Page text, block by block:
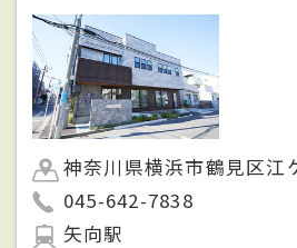
神奈川県横浜市鶴見区江
045-642-7838
矢向駅